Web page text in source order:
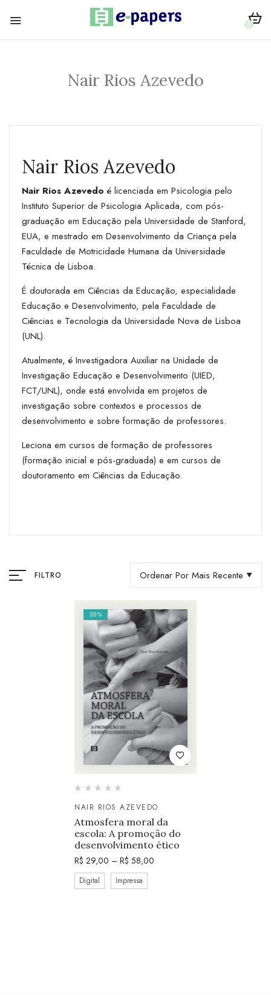
0
Nair Rios Azevedo
Nair Rios Azevedo
Nair Rios Azevedo é licenciada em Psicologia pelo
Instituto Superior de Psicologia Aplicada, com pós-
graduação em Educação pela Universidade de Stanford,
EUA, e mestrado em Desenvolvimento da Criança pela
Faculdade de Motricidade Humana da Universidade
Técnica de Lisboa.
É doutorada em Ciências da Educação, especialidade
Educação e Desenvolvimento, pela Faculdade de
Ciências e Tecnologia da Universidade Nova de Lisboa
(UNL).
Atualmente, é Investigadora Auxiliar na Unidade de
Investigação Educação e Desenvolvimento (UIED,
FCT/UNL), onde está envolvida em projetos de
investigação sobre contextos e processos de
desenvolvimento e sobre formação de professores.
Leciona em cursos de formação de professores
(formação inicial e pós-graduada) e em cursos de
doutoramento em Ciências da Educação.
FILTRO Ordenar Por Mais Recente
20%
NAIR RIOS AZEVEDO
Atmosfera moral da
escola: A promoção do
desenvolvimento ético
R$ 29,00 – R$ 58,00
Digital Impressa